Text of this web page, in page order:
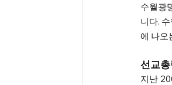
수월광
니다.
에 나오
선교
지난